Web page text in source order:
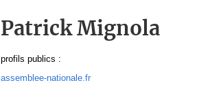
Patrick Mignola
profils publics :
assemblee-nationale.fr